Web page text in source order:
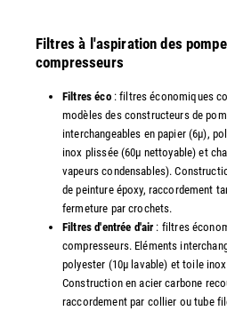
Filtres à l'aspiration des
compresseurs
Filtres éco: filtres économiques
modèles des constructeurs de
interchangeables en papier (6µ),
inox plissée (60µ nettoyable) et
vapeurs condensables).
de peinture époxy, raccordement
fermeture par crochets.
Filtres d'entrée d'air : filtres
compresseurs. Eléments
polyester (10µ lavable) et toile
Construction en acier carbone
raccordement par collier ou tube